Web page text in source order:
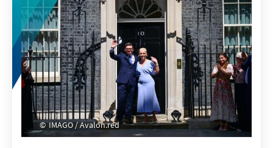
IMAGO / Avalon.red